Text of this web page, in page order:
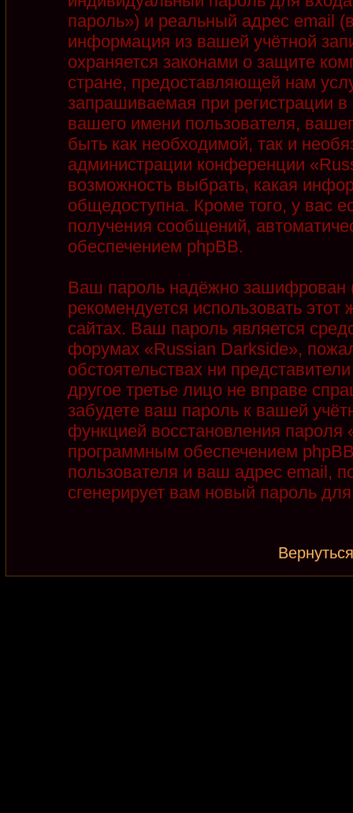
пароль») и реальный адрес email
информация из вашей учётной
охраняется законами о защите
стране, предоставляющей нам
запрашиваемая при регистрации
вашего имени пользователя,
быть как необходимой, так и
администрации конференции
возможность выбрать, какая
общедоступна. Кроме того, у вас
получения сообщений,
обеспечением phpBB.
Ваш пароль надёжно зашифрован
рекомендуется использовать
сайтах. Ваш пароль является
форумах «Russian Darkside»,
обстоятельствах ни
другое третье лицо не вправе
забудете ваш пароль к вашей
функцией восстановления
программным обеспечением
пользователя и ваш адрес email,
сгенерирует вам новый пароль